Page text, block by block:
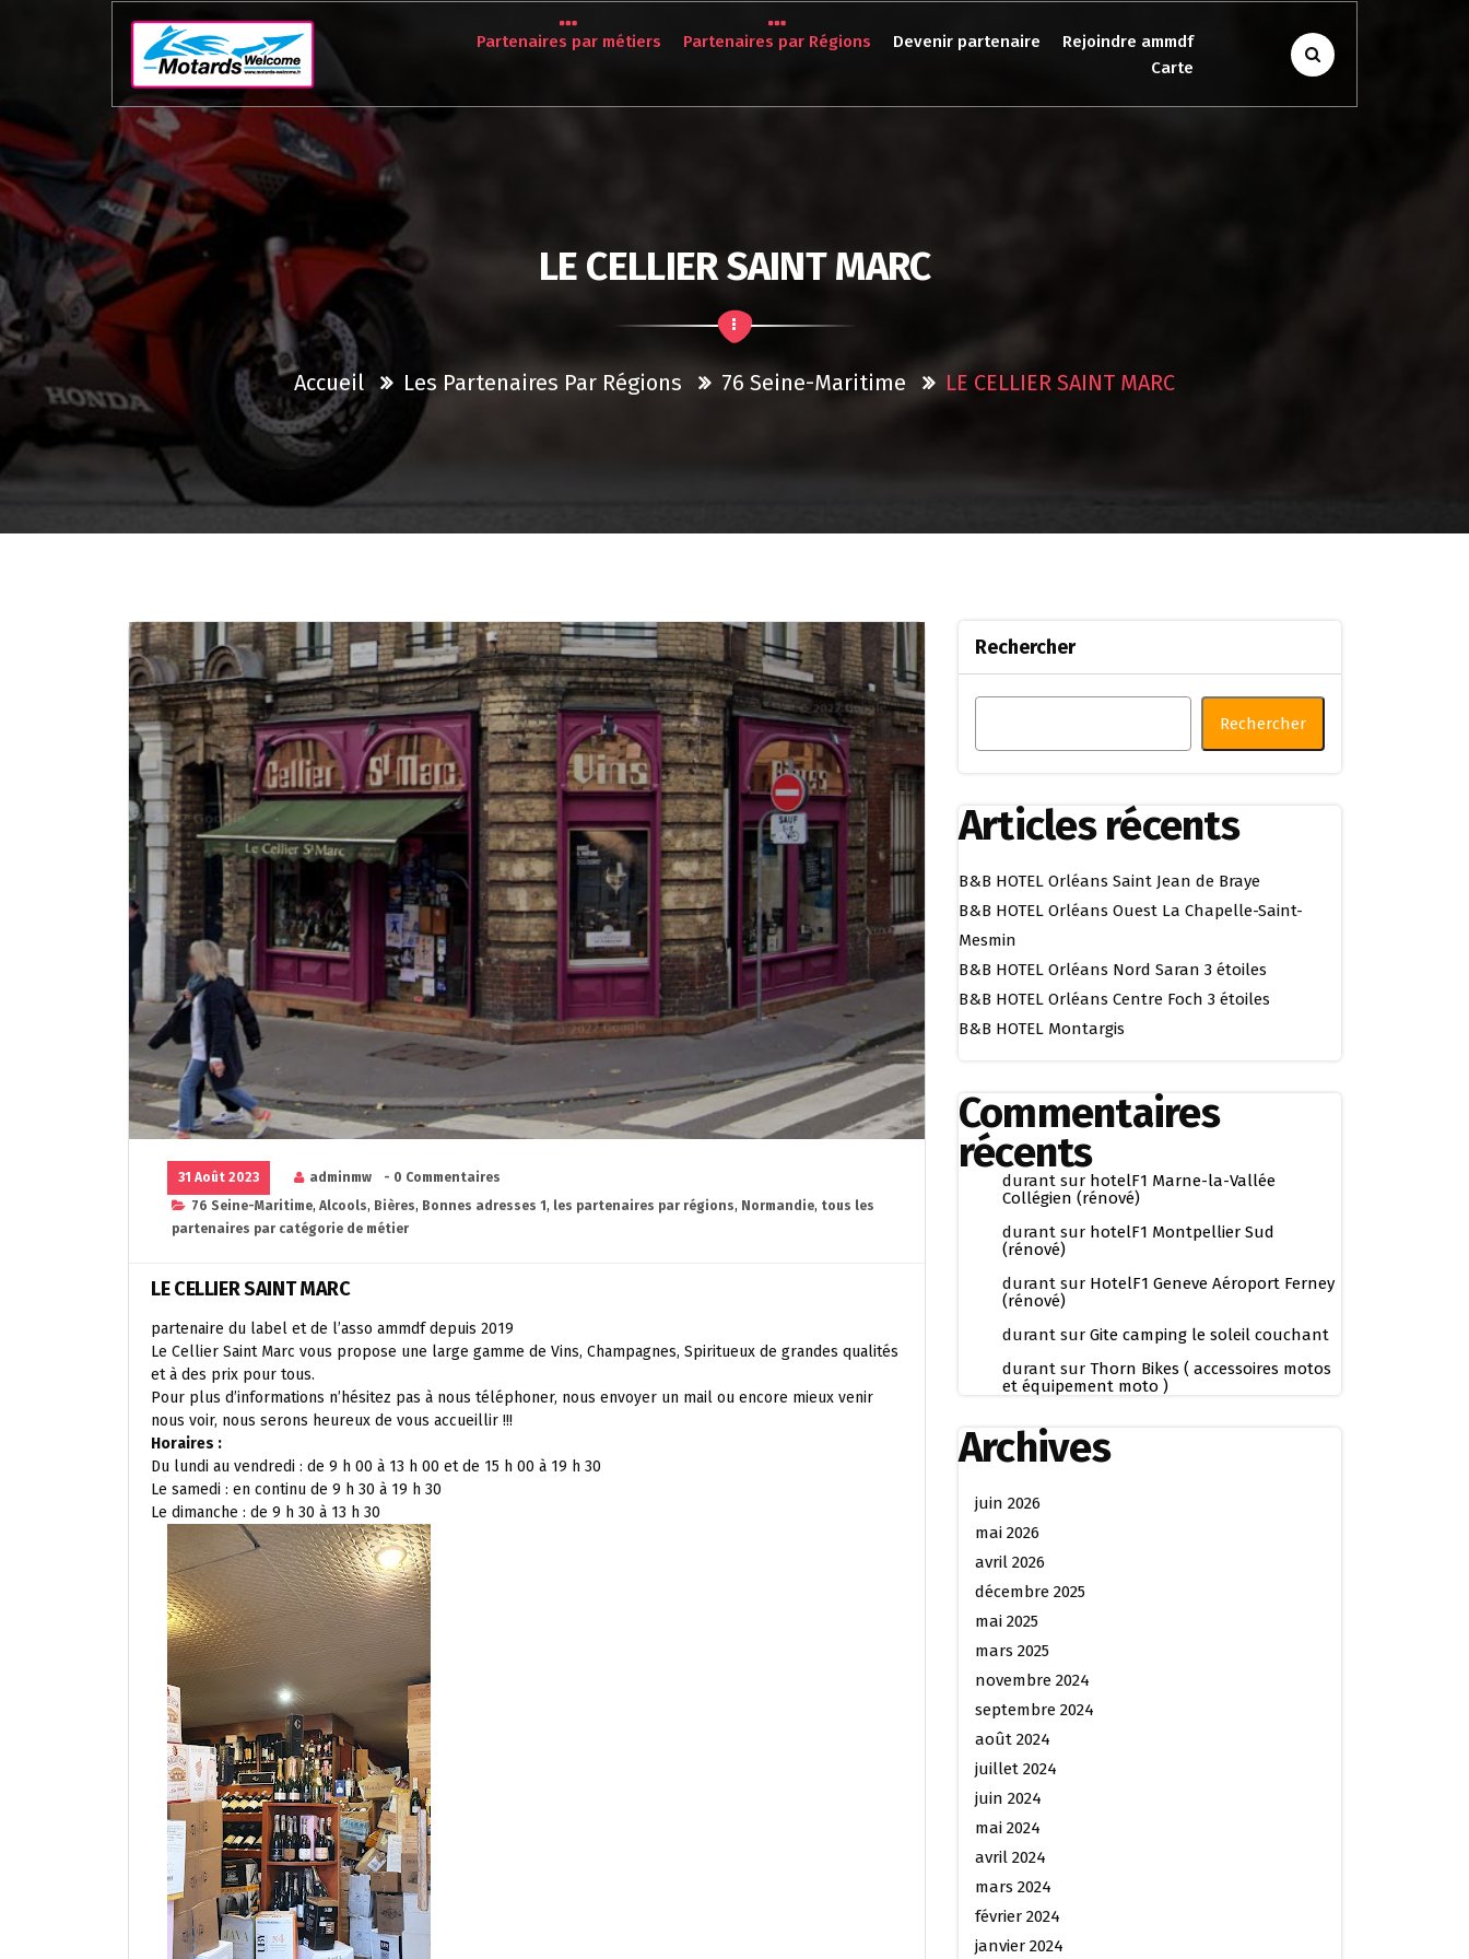
Partenaires par métiers Partenaires par Régions Devenir partenaire
Rejoindre ammdf
Carte
LE CELLIER SAINT MARC
Accueil Les Partenaires Par Régions 76 Seine-Maritime LE CELLIER SAINT MARC
31 Août 2023 adminmw
- 0 Commentaires
76 Seine-Maritime, Alcools, Bières, Bonnes adresses 1 , les partenaires par régions, Normandie, tous les
partenaires par catégorie de métier
LE CELLIER SAINT MARC
partenaire du label et de l’asso ammdf depuis 2019
Le Cellier Saint Marc vous propose une large gamme de Vins, Champagnes, Spiritueux de grandes qualités
et à des prix pour tous.
Pour plus d’informations n’hésitez pas à nous téléphoner, nous envoyer un mail ou encore mieux venir
nous voir, nous serons heureux de vous accueillir !!!
Horaires :
Du lundi au vendredi : de 9 h 00 à 13 h 00 et de 15 h 00 à 19 h 30
Le samedi : en continu de 9 h 30 à 19 h 30
Le dimanche : de 9 h 30 à 13 h 30
Rechercher
Rechercher
Articles récents
B&B HOTEL Orléans Saint Jean de Braye
B&B HOTEL Orléans Ouest La Chapelle-Saint-
Mesmin
B&B HOTEL Orléans Nord Saran 3 étoiles
B&B HOTEL Orléans Centre Foch 3 étoiles
B&B HOTEL Montargis
Commentaires
récents
durant sur hotelF1 Marne-la-Vallée
Collégien (rénové)
durant sur hotelF1 Montpellier Sud
(rénové)
durant sur HotelF1 Geneve Aéroport Ferney
(rénové)
durant sur Gite camping le soleil couchant
durant sur Thorn Bikes ( accessoires motos
et équipement moto )
Archives
juin 2026
mai 2026
avril 2026
décembre 2025
mai 2025
mars 2025
novembre 2024
septembre 2024
août 2024
juillet 2024
juin 2024
mai 2024
avril 2024
mars 2024
février 2024
janvier 2024